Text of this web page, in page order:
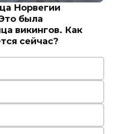
Норвегии
была
викингов. Как
сейчас?